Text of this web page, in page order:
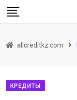
Skip
allcreditkz.com
КРЕДИТЫ